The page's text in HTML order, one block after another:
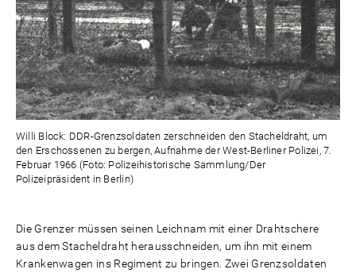
Willi Block: DDR-Grenzsoldaten zerschneiden den Stacheldraht, um
den Erschossenen zu bergen, Aufnahme der West-Berliner Polizei, 7.
Februar 1966 (Foto: Polizeihistorische Sammlung/Der
Polizeipräsident in Berlin)
Die Grenzer müssen seinen Leichnam mit einer Drahtschere
aus dem Stacheldraht herausschneiden, um ihn mit einem
Krankenwagen ins Regiment zu bringen. Zwei Grenzsoldaten